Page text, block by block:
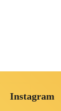
Instagram